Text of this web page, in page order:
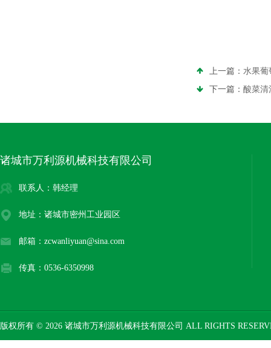
上一篇： 水果葡
下一篇： 酸菜清
诸城市万利源机械科技有限公司
联系人：韩经理
地址：诸城市密州工业园区
邮箱：zcwanliyuan@sina.com
传真：0536-6350998
版权所有 © 2026 诸城市万利源机械科技有限公司 ALL RIGHTS